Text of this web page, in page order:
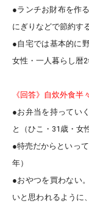
●ランチお財布を作
にぎりなどで節約す
●自宅では基本的に
女性・一人暮らし暦2
《回答》自炊外食半
●お弁当を持っていく
と（ひこ・31歳・女
●特売だからといっ
年）
●おやつを買わない
いと思われるように